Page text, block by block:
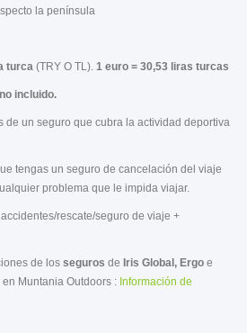
la península
turca (TRY O TL). 1 euro = 30,53 liras turcas
incluido.
de un seguro que cubra la actividad deportiva
tengas un seguro de cancelación del viaje
problema que le impida viajar.
rescate/seguro de viaje +
de los seguros de Iris Global, Ergo e
Muntania Outdoors : Información de